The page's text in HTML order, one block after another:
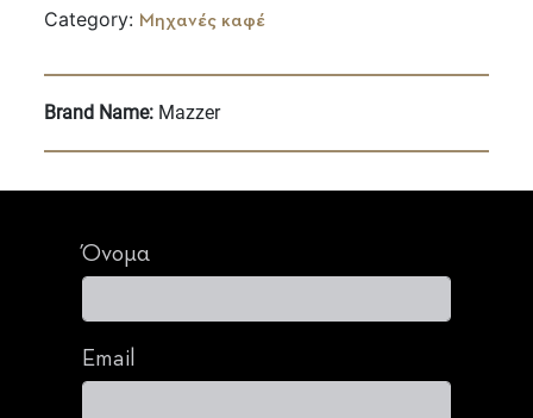
Category: Μηχανές καφέ
Brand Name: Mazzer
Όνομα
Email